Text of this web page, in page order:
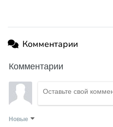
Комментарии
Комментарии
Новые